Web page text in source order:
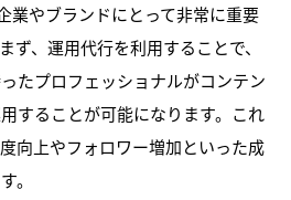
業やブランドにとって非常に重要
ず、運用代行を利用することで、
たプロフェッショナルがコンテン
することが可能になります。これ
向上やフォロワー増加といった成
。